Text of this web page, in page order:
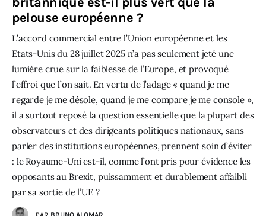
pelouse européenne ?
L’accord commercial entre l’Union européenne et les
Etats-Unis du 28 juillet 2025 n’a pas seulement jeté une
lumière crue sur la faiblesse de l’Europe, et provoqué
l’effroi que l’on sait. En vertu de l’adage « quand je me
regarde je me désole, quand je me compare je me console »,
il a surtout reposé la question essentielle que la plupart des
observateurs et des dirigeants politiques nationaux, sans
parler des institutions européennes, prennent soin d’éviter
: le Royaume-Uni est-il, comme l’ont pris pour évidence les
opposants au Brexit, puissamment et durablement affaibli
par sa sortie de l’UE ?